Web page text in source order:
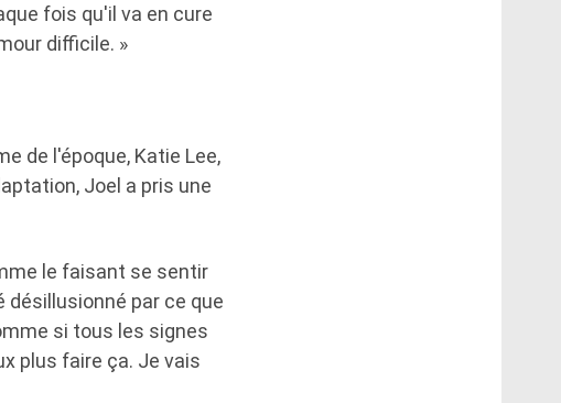
fois qu'il va en cure
difficile. »
de l'époque, Katie Lee,
Joel a pris une
le faisant se sentir
désillusionné par ce que
si tous les signes
plus faire ça. Je vais